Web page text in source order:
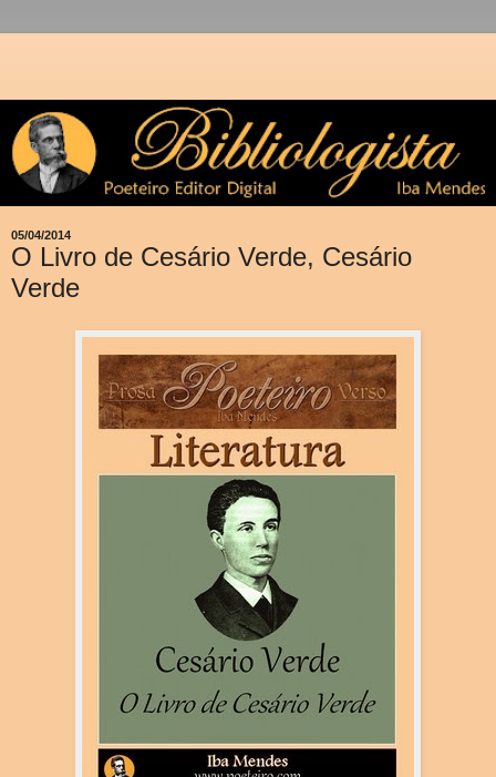
05/04/2014
O Livro de Cesário Verde, Cesário
Verde